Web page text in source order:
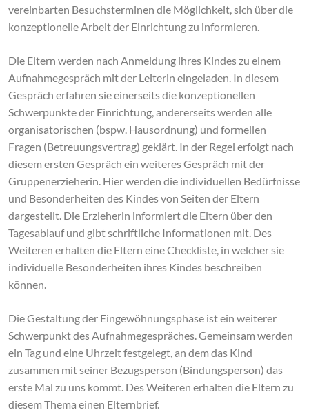
vereinbarten Besuchsterminen die Möglichkeit, sich über die
konzeptionelle Arbeit der Einrichtung zu informieren.
Die Eltern werden nach Anmeldung ihres Kindes zu einem
Aufnahmegespräch mit der Leiterin eingeladen. In diesem
Gespräch erfahren sie einerseits die konzeptionellen
Schwerpunkte der Einrichtung, andererseits werden alle
organisatorischen (bspw. Hausordnung) und formellen
Fragen (Betreuungsvertrag) geklärt. In der Regel erfolgt nach
diesem ersten Gespräch ein weiteres Gespräch mit der
Gruppenerzieherin. Hier werden die individuellen Bedürfnisse
und Besonderheiten des Kindes von Seiten der Eltern
dargestellt. Die Erzieherin informiert die Eltern über den
Tagesablauf und gibt schriftliche Informationen mit. Des
Weiteren erhalten die Eltern eine Checkliste, in welcher sie
individuelle Besonderheiten ihres Kindes beschreiben
können.
Die Gestaltung der Eingewöhnungsphase ist ein weiterer
Schwerpunkt des Aufnahmegespräches. Gemeinsam werden
ein Tag und eine Uhrzeit festgelegt, an dem das Kind
zusammen mit seiner Bezugsperson (Bindungsperson) das
erste Mal zu uns kommt. Des Weiteren erhalten die Eltern zu
diesem Thema einen Elternbrief.